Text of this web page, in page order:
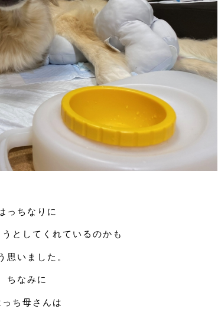
っちなりに
としてくれているのかも
思いました。
ちなみに
っち母さんは